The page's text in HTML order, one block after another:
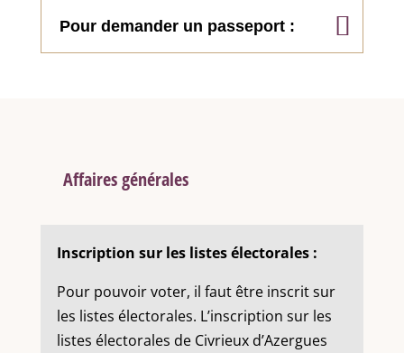
Pour demander un passeport :
Affaires générales
Inscription sur les listes électorales :
Pour pouvoir voter, il faut être inscrit sur
les listes électorales. L’inscription sur les
listes électorales de Civrieux d’Azergues